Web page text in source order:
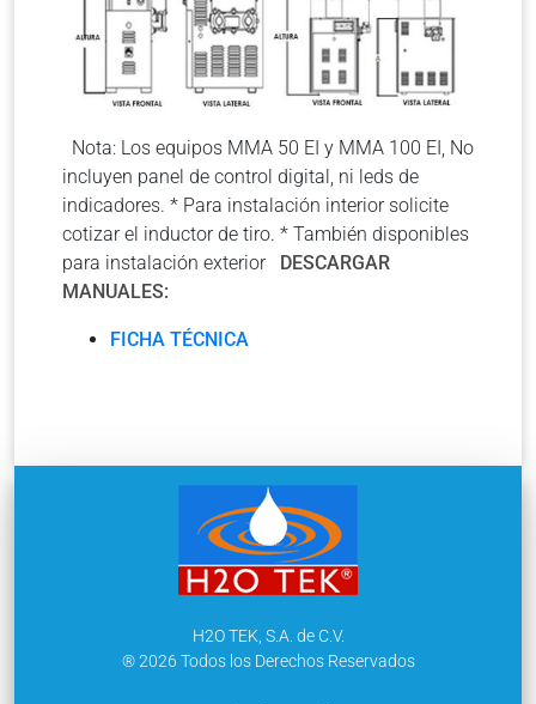
Nota: Los equipos MMA 50 EI y MMA 100 EI, No
incluyen panel de control digital, ni leds de
indicadores. * Para instalación interior solicite
cotizar el inductor de tiro. * También disponibles
para instalación exterior DESCARGAR
MANUALES:
FICHA TÉCNICA
H2O TEK, S.A. de C.V.
® 2026 Todos los Derechos Reservados